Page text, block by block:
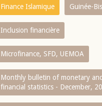
Finance Islamique Guinée-
Inclusion financière
Microfinance, SFD, UEMOA
Monthly bulletin of monetary and
financial statistics - December,